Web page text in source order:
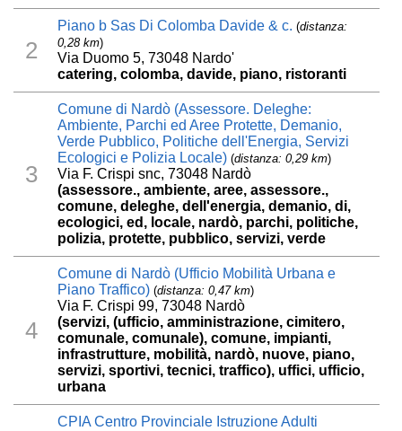
2
Piano b Sas Di Colomba Davide & c. (distanza:
0,28 km)
Via Duomo 5, 73048 Nardo'
catering, colomba, davide, piano, ristoranti
3
Comune di Nardò (Assessore. Deleghe:
Ambiente, Parchi ed Aree Protette, Demanio,
Verde Pubblico, Politiche dell'Energia, Servizi
Ecologici e Polizia Locale) (distanza: 0,29 km)
Via F. Crispi snc, 73048 Nardò
(assessore., ambiente, aree, assessore.,
comune, deleghe, dell'energia, demanio, di,
ecologici, ed, locale, nardò, parchi, politiche,
polizia, protette, pubblico, servizi, verde
4
Comune di Nardò (Ufficio Mobilità Urbana e
Piano Traffico) (distanza: 0,47 km)
Via F. Crispi 99, 73048 Nardò
(servizi, (ufficio, amministrazione, cimitero,
comunale, comunale), comune, impianti,
infrastrutture, mobilità, nardò, nuove, piano,
servizi, sportivi, tecnici, traffico), uffici, ufficio,
urbana
CPIA Centro Provinciale Istruzione Adulti